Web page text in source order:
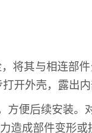
将其与相连部
开外壳，露出内
便后续安装
造成部件变形或